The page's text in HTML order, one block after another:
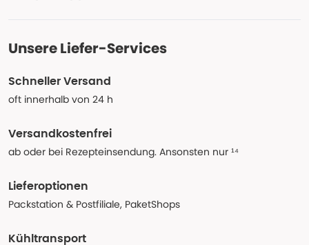
Unsere Liefer-Services
Schneller Versand
oft innerhalb von 24 h
Versandkostenfrei
ab oder bei Rezepteinsendung. Ansonsten nur ¹⁴
Lieferoptionen
Packstation & Postfiliale, PaketShops
Kühltransport